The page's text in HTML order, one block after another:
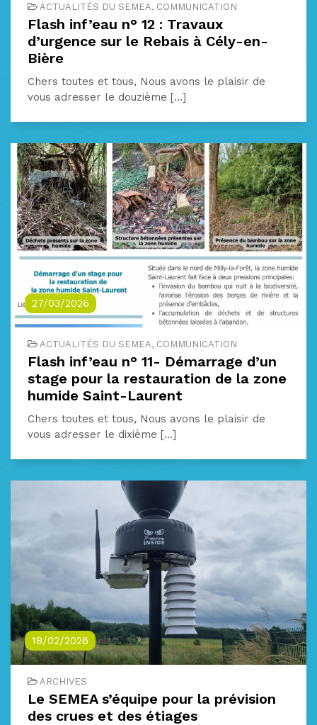
ACTUALITÉS DU SEMEA, COMMUNICATION
Flash inf’eau n° 12 : Travaux
d’urgence sur le Rebais à Cély-en-
Bière
Chers toutes et tous, Nous avons le plaisir de
vous adresser le douzième [...]
27/03/2026
ACTUALITÉS DU SEMEA, COMMUNICATION
Flash inf’eau n° 11- Démarrage d’un
stage pour la restauration de la zone
humide Saint-Laurent
Chers toutes et tous, Nous avons le plaisir de
vous adresser le dixième [...]
18/02/2026
ARCHIVES
Le SEMEA s’équipe pour la prévision
des crues et des étiages